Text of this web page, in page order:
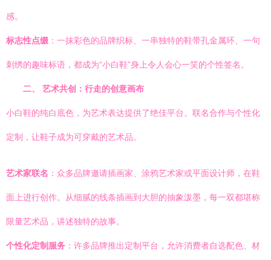
感。
标志性点缀 ：一抹彩色的品牌织标、一串独特的鞋带孔金属环、一句
刺绣的趣味标语，都成为“小白鞋”身上令人会心一笑的个性签名。
二、 艺术共创：行走的创意画布
小白鞋的纯白底色，为艺术表达提供了绝佳平台。联名合作与个性化
定制，让鞋子成为可穿戴的艺术品。
艺术家联名 ：众多品牌邀请插画家、涂鸦艺术家或平面设计师，在鞋
面上进行创作。从细腻的线条插画到大胆的抽象泼墨，每一双都堪称
限量艺术品，讲述独特的故事。
个性化定制服务 ：许多品牌推出定制平台，允许消费者自选配色、材